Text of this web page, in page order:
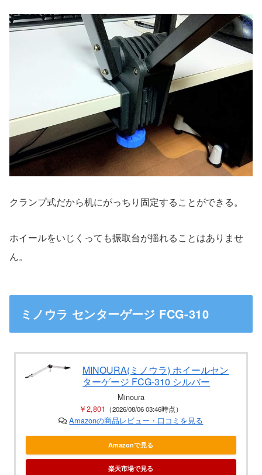
クランプ式だから机にがっちり固定することができる。
ホイールをいじくっても振取台が揺れることはありませ
ん。
ミノウラ センターゲージ FCG-310
MINOURA(ミノウラ) ホイールセン
ターゲージ FCG-310 シルバー
Minoura
￥2,801 （2026/08/06 03:46時点）
Amazonの商品レビュー・口コミを見る
Amazonで見る
楽天市場で見る